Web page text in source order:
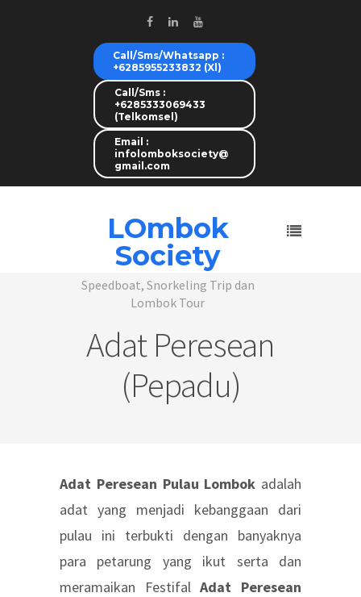
Call/Sms/Whatsapp :
+6285955233832 (Xl)
Call/Sms :
+6285333069433
(Telkomsel)
Email :
infolomboksociety@
gmail.com
LOmbok
Society
Speedboat, Snorkeling Trip dan
Lombok Tour
Adat Peresean
(Pepadu)
Adat Peresean Pulau Lombok adalah
adat yang menjadi kebanggaan dari
pulau ini terbukti dengan banyaknya
para petarung yang ikut serta dan
meramaikan FestifalAdat Peresean